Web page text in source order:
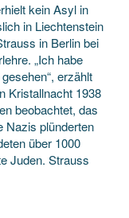
kein Asyl in
in Liechtenstein
in Berlin bei
„Ich habe
erzählt
Kristallnacht 1938
beobachtet, das
Nazis plünderten
über 1000
Juden. Strauss